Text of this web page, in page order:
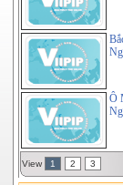
Ô
View 1 2 3